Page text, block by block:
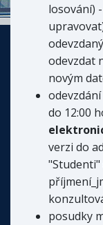
losování)
odevzdat
novým
do 12:00
verzi do
posudky